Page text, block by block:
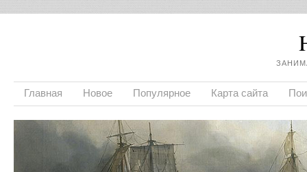
Главная Новое Популярное Карта сайта